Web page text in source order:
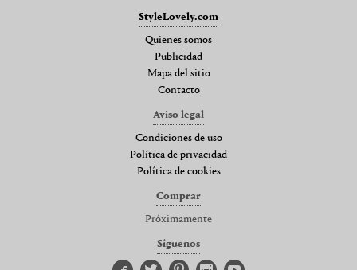
StyleLovely.com
Quienes somos
Publicidad
Mapa del sitio
Contacto
Aviso legal
Condiciones de uso
Política de privacidad
Política de cookies
Comprar
Próximamente
Síguenos